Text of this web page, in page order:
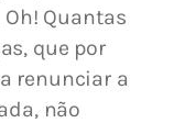
Quantas
que por
renunciar a
não